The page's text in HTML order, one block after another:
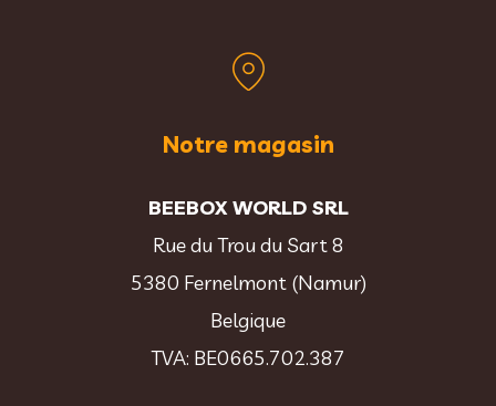
Notre magasin
BEEBOX WORLD SRL
Rue du Trou du Sart 8
5380 Fernelmont (Namur)
Belgique
TVA: BE0665.702.387